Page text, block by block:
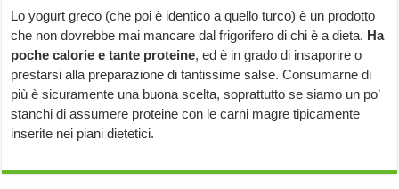
Lo yogurt greco (che poi è identico a quello turco) è un prodotto
che non dovrebbe mai mancare dal frigorifero di chi è a dieta. Ha
poche calorie e tante proteine, ed è in grado di insaporire o
prestarsi alla preparazione di tantissime salse. Consumarne di
più è sicuramente una buona scelta, soprattutto se siamo un po’
stanchi di assumere proteine con le carni magre tipicamente
inserite nei piani dietetici.